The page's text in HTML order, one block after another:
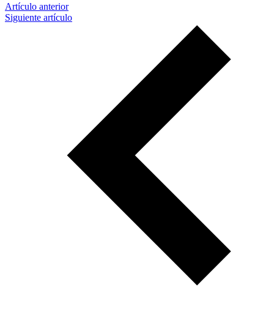
Artículo anterior
Siguiente artículo